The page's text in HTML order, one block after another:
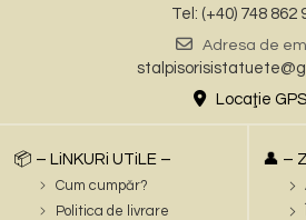
Tel: (+40) 748 862
Adresa de
Locaţie GPS
📦 – LiNKURi UTiLE –
Cum cumpăr?
Politica de livrare
👤 –